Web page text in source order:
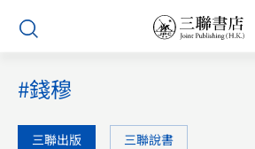
Skip
content
#錢穆
三聯出版 三聯說書